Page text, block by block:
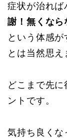
症状が治れば
謝！無くなら
という体感
とは当然思え
どこまで先
ントです。
気持ち良くな